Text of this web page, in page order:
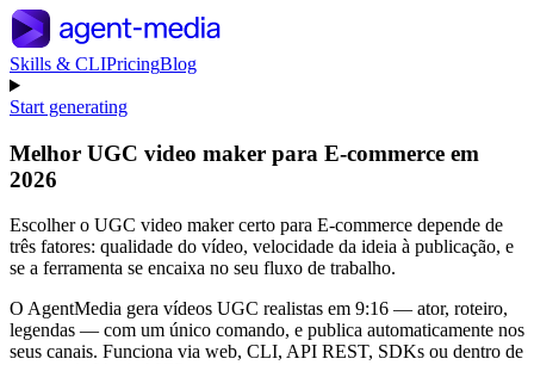
Skills & CLIPricingBlog
Start generating
Melhor UGC video maker para E-commerce em
2026
Escolher o UGC video maker certo para E-commerce depende de
três fatores: qualidade do vídeo, velocidade da ideia à publicação, e
se a ferramenta se encaixa no seu fluxo de trabalho.
O AgentMedia gera vídeos UGC realistas em 9:16 — ator, roteiro,
legendas — com um único comando, e publica automaticamente nos
seus canais. Funciona via web, CLI, API REST, SDKs ou dentro de